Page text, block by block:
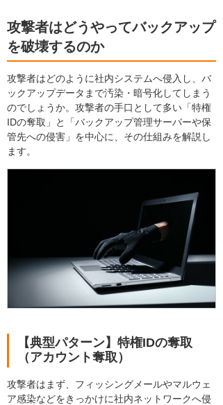
攻撃者はどうやってバックアップ
を破壊するのか
攻撃者はどのように社内システムへ侵入し、バ
ックアップデータまで汚染・暗号化してしまう
のでしょうか。攻撃者の手口として多い「特権
IDの奪取」と「バックアップ管理サーバーや保
管先への侵害」を中心に、その仕組みを解説し
ます。
【典型パターン】特権IDの奪取
（アカウント奪取）
攻撃者はまず、フィッシングメールやマルウェ
ア感染などをきっかけに社内ネットワークへ侵